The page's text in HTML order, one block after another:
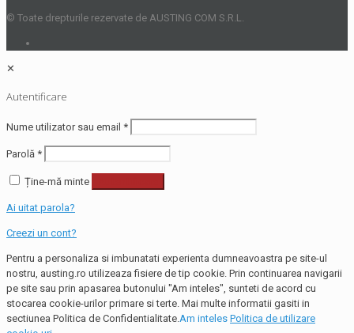
© Toate drepturile rezervate de AUSTING COM S.R.L.
✕
Autentificare
Nume utilizator sau email *
Parolă *
Ține-mă minte
Ai uitat parola?
Creezi un cont?
Pentru a personaliza si imbunatati experienta dumneavoastra pe site-ul
nostru, austing.ro utilizeaza fisiere de tip cookie. Prin continuarea navigarii
pe site sau prin apasarea butonului "Am inteles", sunteti de acord cu
stocarea cookie-urilor primare si terte. Mai multe informatii gasiti in
sectiunea Politica de Confidentialitate. Am inteles Politica de utilizare